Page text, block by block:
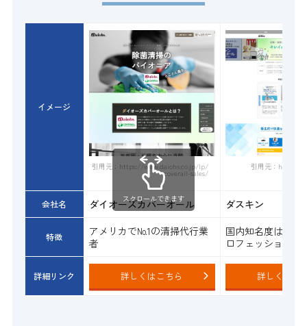
イメージ
引用元：https://www.daiohs.co.jp/lp/
coverall-sales/
引用元：https://
会社名 ダイオーズカバーオール ダスキン
特徴
アメリカで№1の清掃代行業
者
国内知名度は一番
ロフェッショナル
詳細リンク 詳しくはこちら 詳しくはこ
スクロールできます